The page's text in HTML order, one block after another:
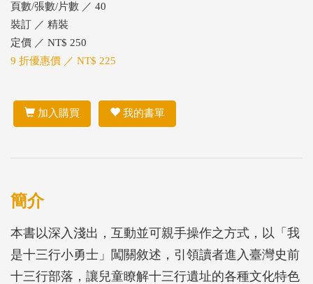
頁數/張數/片數 ／ 40
裝訂 ／ 精裝
定價 ／ NT$ 250
9 折優惠價 ／ NT$ 225
加入購買 我的書單
簡介
本書以深入淺出，互動並可親手操作之方式，以「我
是十三行小勇士」闖關敘述，引領讀者進入臺灣史前
十三行部落，讓兒童瞭解十三行遺址的各種文化特色